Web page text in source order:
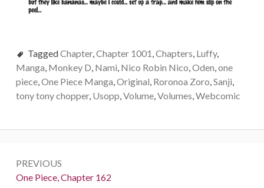
TaggedChapter,Chapter 1001,Chapters, Luffy,
Manga, Monkey D, Nami, Nico Robin Nico,Oden,one
piece,One Piece Manga,Original, Roronoa Zoro,Sanji,
tony tony chopper, Usopp,Volume,Volumes,Webcomic
navigation
PREVIOUS
Previous:
One Piece, Chapter 162